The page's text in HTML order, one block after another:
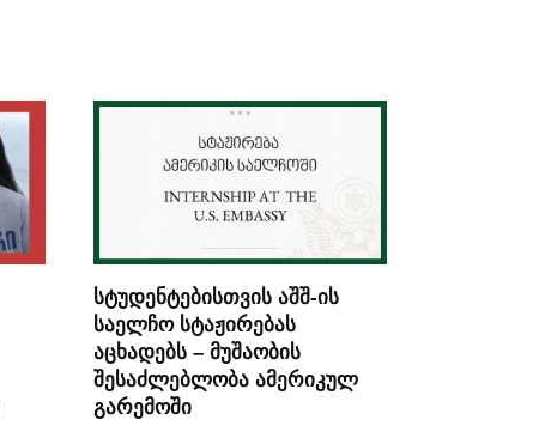
სტუდენტებისთვის აშშ-ის
საელჩო სტაჟირებას
აცხადებს – მუშაობის
შესაძლებლობა ამერიკულ
გარემოში